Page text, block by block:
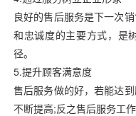
良好的售后服务是下一次
和忠诚度的主要方式，是
径。
5.提升顾客满意度
售后服务做的好，若能达
不断提高;反之售后服务工